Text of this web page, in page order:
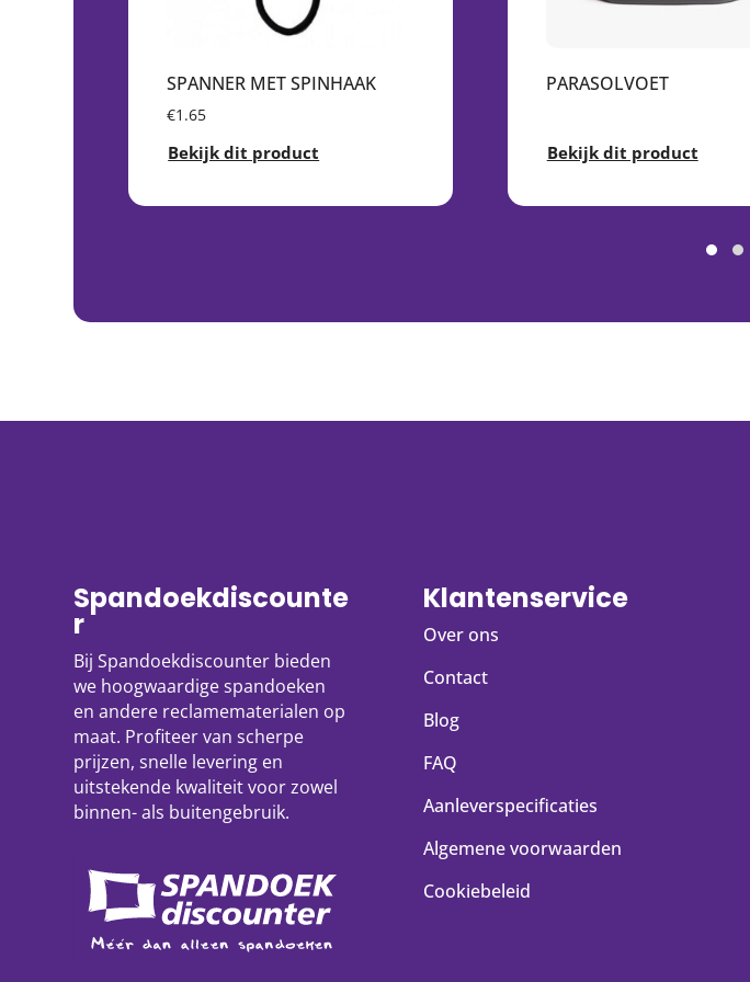
SPANNER MET SPINHAAK
€1.65
Bekijk dit product
PARASOLVOET
Bekijk dit product
Spandoekdiscounte
r
Bij Spandoekdiscounter bieden
we hoogwaardige spandoeken
en andere reclamematerialen op
maat. Profiteer van scherpe
prijzen, snelle levering en
uitstekende kwaliteit voor zowel
binnen- als buitengebruik.
Klantenservice
Over ons
Contact
Blog
FAQ
Aanleverspecificaties
Algemene voorwaarden
Cookiebeleid